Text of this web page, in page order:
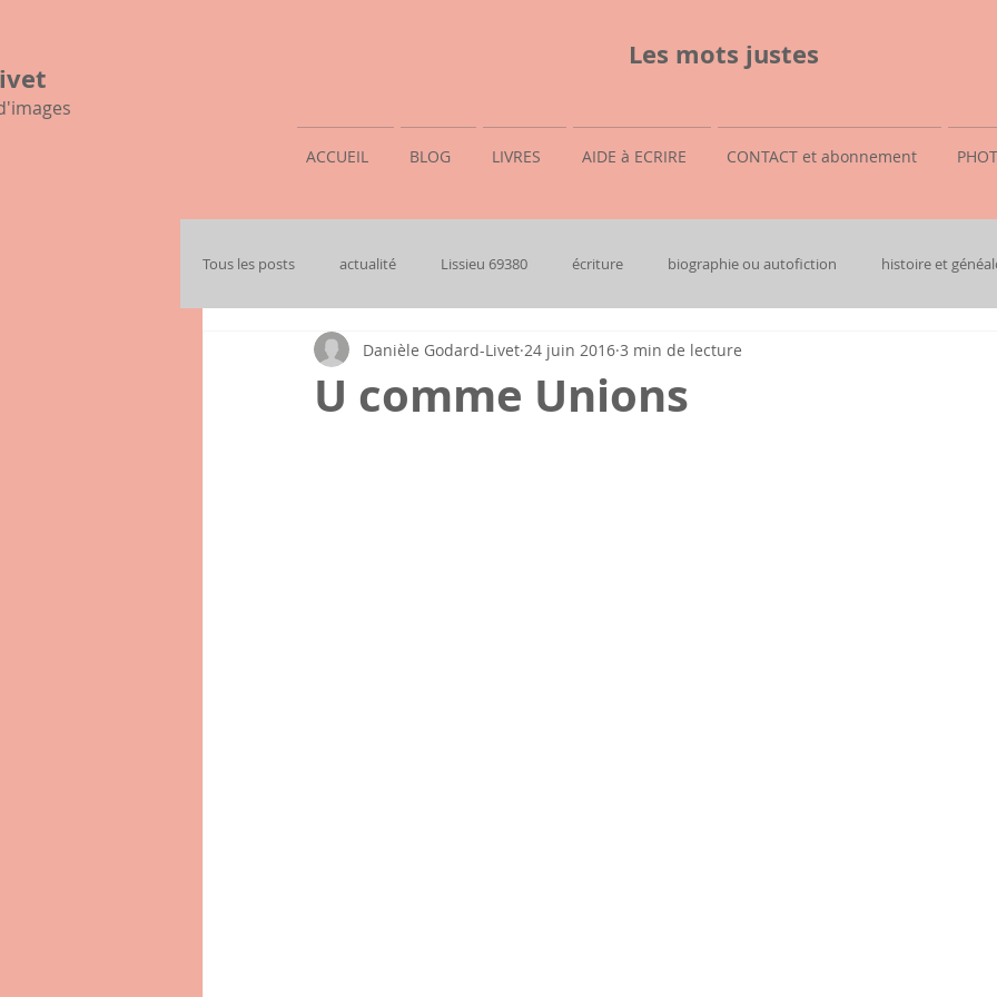
Les mots justes
ACCUEIL BLOG LIVRES AIDE à ECRIRE CONTACT et abonnement
Tous les posts actualité Lissieu 69380 écriture biographie ou autofiction histoire et
mon histoire familiale
U comme Unions
Danièle Godard-Livet 24 juin 2016 3 min de lecture